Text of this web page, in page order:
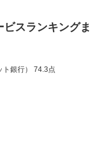
スランキングま
ト銀行） 74.3点